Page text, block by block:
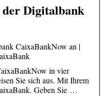
der Digitalbank
CaixaBankNow an |
in vier
Sie sich aus. Mit Ihrem
Geben Sie …